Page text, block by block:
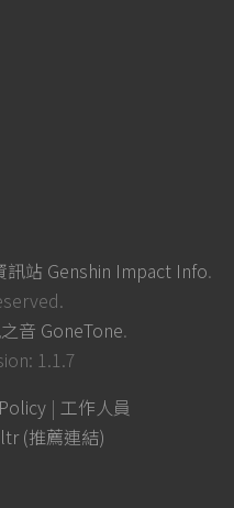
訊站 Genshin Impact Info.
音 GoneTone.
1.1.7
| 工作人員
(推薦連結)